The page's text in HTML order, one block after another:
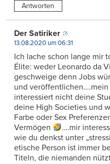
Antworten
Der Satiriker
13.08.2020 um 06:31
Ich lache schon lange mir
Élite: weder Leonardo da
geschweige denn Jobs
und
interessiert nicht deine
deine High Societies und
Farbe oder Sex
Vermögen
….mir
wie du denkst unter
etische Person ist immer
Titeln, die niemanden